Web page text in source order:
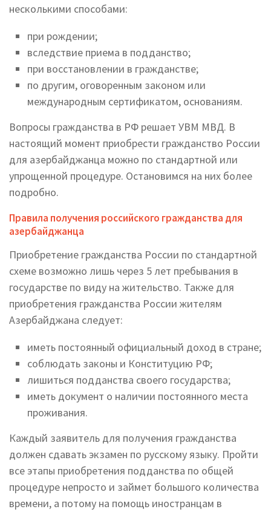
несколькими способами:
при рождении;
вследствие приема в подданство;
при восстановлении в гражданстве;
по другим, оговоренным законом или
международным сертификатом, основаниям.
Вопросы гражданства в РФ решает УВМ МВД. В
настоящий момент приобрести гражданство России
для азербайджанца можно по стандартной или
упрощенной процедуре. Остановимся на них более
подробно.
Правила получения российского гражданства для
азербайджанца
Приобретение гражданства России по стандартной
схеме возможно лишь через 5 лет пребывания в
государстве по виду на жительство. Также для
приобретения гражданства России жителям
Азербайджана следует:
иметь постоянный официальный доход в стране;
соблюдать законы и Конституцию РФ;
лишиться подданства своего государства;
иметь документ о наличии постоянного места
проживания.
Каждый заявитель для получения гражданства
должен сдавать экзамен по русскому языку. Пройти
все этапы приобретения подданства по общей
процедуре непросто и займет большого количества
времени, а потому на помощь иностранцам в